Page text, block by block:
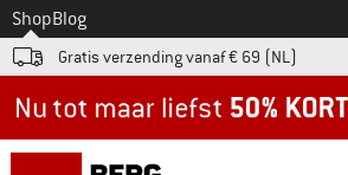
Naar
ShopBlog
Gratis verzending vanaf € 69 (NL)